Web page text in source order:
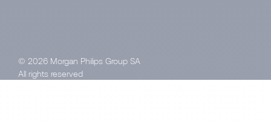
© 2026 Morgan Philips Group SA
All rights reserved